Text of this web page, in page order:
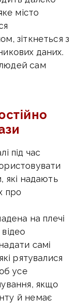
місто
зіткнеться з
даних.
сам
під час
які надають
про
на плечі
самі
рятувалися
усе
якщо
й немає